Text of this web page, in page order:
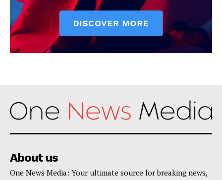
About us
One News Media: Your ultimate source for breaking news,